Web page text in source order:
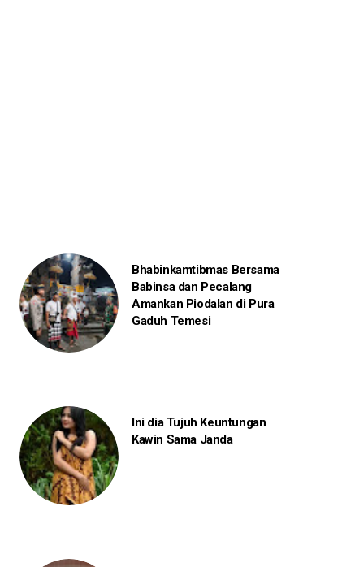
Bhabinkamtibmas Bersama
Babinsa dan Pecalang
Amankan Piodalan di Pura
Gaduh Temesi
Ini dia Tujuh Keuntungan
Kawin Sama Janda